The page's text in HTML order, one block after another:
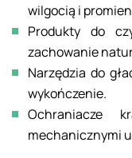
wilgocią i
Produkty do
zachowanie
Narzędzia do
wykończenie.
Ochraniacze
mechanicznymi